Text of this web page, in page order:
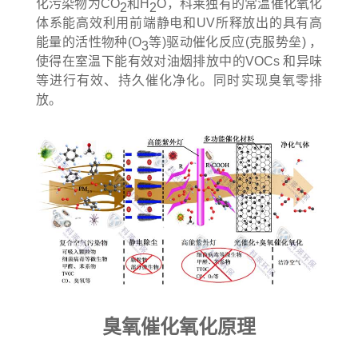
化污染物为CO2和H 2O，科莱独有的常温催化氧化
体系能高效利用前端静电和UV所释放出的具有高
能量的活性物种(O3等)驱动催化反应(克服势垒) ，
使得在室温下能有效对油烟排放中的VOCs 和异味
等进行有效、持久催化净化。同时实现臭氧零排
放。
臭氧催化氧化原理